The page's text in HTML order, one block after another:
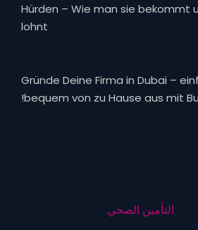
Hürden – Wie man sie bekommt
lohnt
Gründe Deine Firma in Dubai –
bequem von zu Hause aus mit
التأمين الصحي